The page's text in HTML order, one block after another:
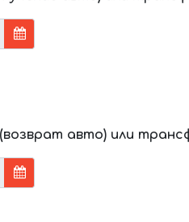
авто) или